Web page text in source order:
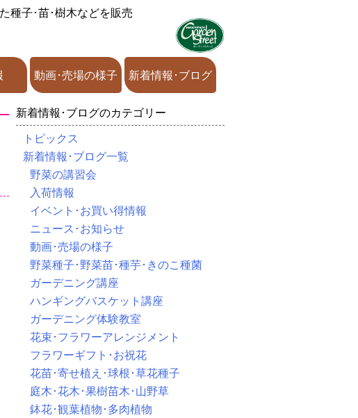
種子･苗･樹木などを販売
動画･売場の様子 新着情報･ブログ
新着情報･ブログのカテゴリー
トピックス
新着情報･ブログ一覧
野菜の講習会
入荷情報
イベント･お買い得情報
ニュース･お知らせ
動画･売場の様子
野菜種子･野菜苗･種芋･きのこ種菌
ガーデニング講座
ハンギングバスケット講座
ガーデニング体験教室
花束･フラワーアレンジメント
フラワーギフト･お祝花
花苗･寄せ植え･球根･草花種子
庭木･花木･果樹苗木･山野草
鉢花･観葉植物･多肉植物